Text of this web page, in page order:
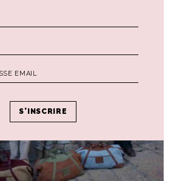
et No youth control